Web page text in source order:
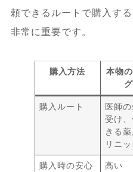
頼できるルートで購入す
非常に重要です。
購入方法
本物
購入ルート
医師
受け
きる
リニッ
購入時の安心
高い